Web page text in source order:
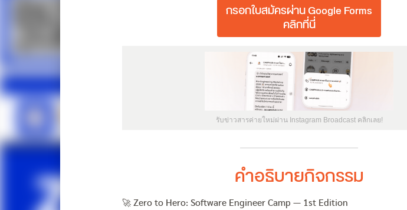
กรอกใบสมัครผ่าน Google Forms
คลิกที่นี่
รับข่าวสารค่ายใหม่ผ่าน Instagram Broadcast คลิกเลย!
คำอธิบายกิจกรรม
🚀 Zero to Hero: Software Engineer Camp — 1st Edition